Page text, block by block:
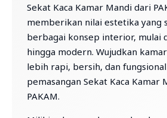
Sekat Kaca Kamar Mandi dari
memberikan nilai estetika yang
berbagai konsep interior, mulai
hingga modern. Wujudkan
lebih rapi, bersih, dan
pemasangan Sekat Kaca Kamar
PAKAM.